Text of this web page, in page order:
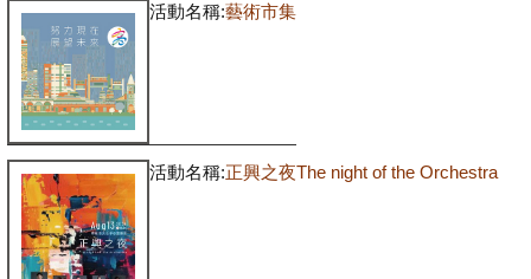
活動名稱:藝術市集
活動名稱:正興之夜The night of the Orchestra